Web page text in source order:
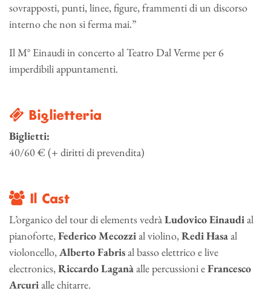
sovrapposti, punti, linee, figure, frammenti di un discorso
interno che non si ferma mai.”
Il M° Einaudi in concerto al Teatro Dal Verme per 6
imperdibili appuntamenti.
Biglietteria
Biglietti:
40/60 € (+ diritti di prevendita)
Il Cast
L’organico del tour di elements vedràLudovico Einaudial
pianoforte,Federico Mecozzial violino,Redi Hasaal
violoncello,Alberto Fabrisal basso elettrico e live
electronics,Riccardo Laganàalle percussioni eFrancesco
Arcurialle chitarre.